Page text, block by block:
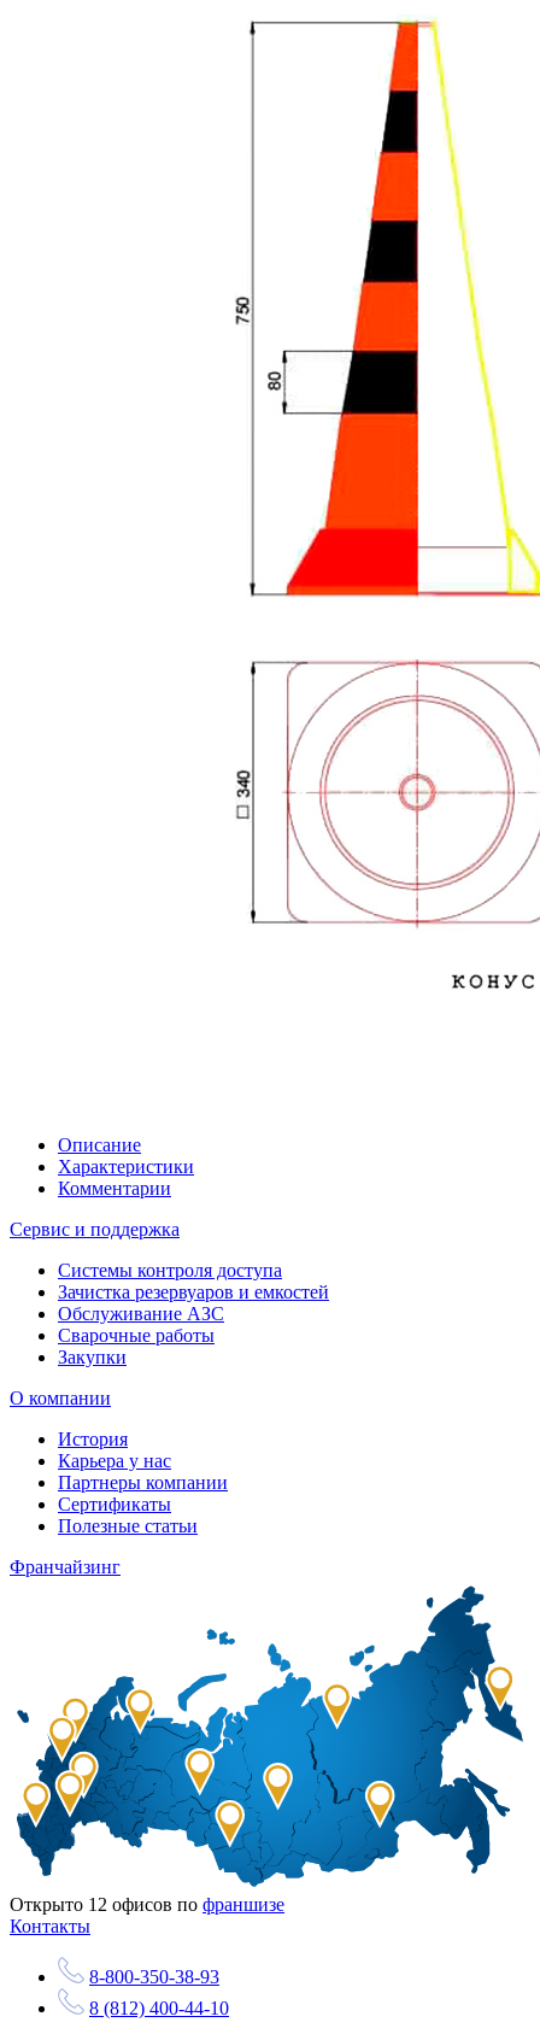
Описание
Характеристики
Комментарии
Сервис и поддержка
Системы контроля доступа
Зачистка резервуаров и емкостей
Обслуживание АЗС
Сварочные работы
Закупки
О компании
История
Карьера у нас
Партнеры компании
Сертификаты
Полезные статьи
Франчайзинг
Открыто 12 офисов по франшизе
Контакты
8-800-350-38-93
8 (812) 400-44-10